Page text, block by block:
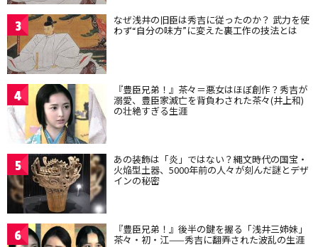
3 なぜ浅井の旧臣は秀吉に従ったのか？ 武力を使
わず“自分の味方”に変えた裏工作の技法とは
4 『豊臣兄弟！』茶々＝悪女はほぼ創作？秀吉が
溺愛、豊臣家滅亡を背負わされた茶々(井上和)
の壮絶すぎる生涯
5 あの装飾は「炎」ではない？縄文時代の国宝・
火焔型土器、5000年前の人々が刻んだ謎とデザ
インの秘密
6 『豊臣兄弟！』後半の鍵を握る「浅井三姉妹」
茶々・初・江——秀吉に翻弄された波乱の生涯